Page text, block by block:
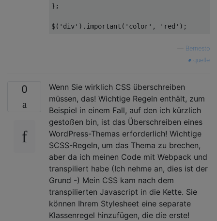
};
$( 'div' ).important( 'color' , 'red'
Bernesto
quelle
0
Wenn Sie wirklich CSS überschreiben
müssen, das! Wichtige Regeln enthält, zum
Beispiel in einem Fall, auf den ich kürzlich
gestoßen bin, ist das Überschreiben eines
WordPress-Themas erforderlich! Wichtige
SCSS-Regeln, um das Thema zu brechen,
aber da ich meinen Code mit Webpack und
transpiliert habe (Ich nehme an, dies ist der
Grund -) Mein CSS kam nach dem
transpilierten Javascript in die Kette. Sie
können Ihrem Stylesheet eine separate
Klassenregel hinzufügen, die die erste!